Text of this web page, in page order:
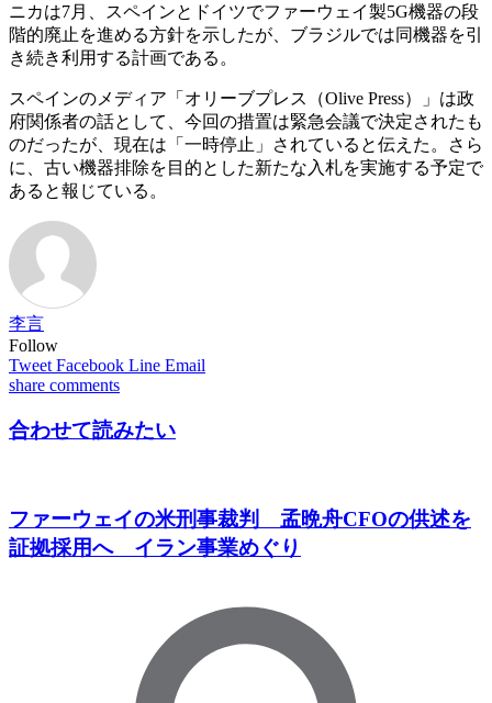
ニカは7月、スペインとドイツでファーウェイ製5G機器の段
階的廃止を進める方針を示したが、ブラジルでは同機器を引
き続き利用する計画である。
スペインのメディア「オリーブプレス（Olive Press）」は政
府関係者の話として、今回の措置は緊急会議で決定されたも
のだったが、現在は「一時停止」されていると伝えた。さら
に、古い機器排除を目的とした新たな入札を実施する予定で
あると報じている。
李言
Follow
Tweet Facebook Line Email
share comments
合わせて読みたい
ファーウェイの米刑事裁判 孟晩舟CFOの供述を
証拠採用へ イラン事業めぐり